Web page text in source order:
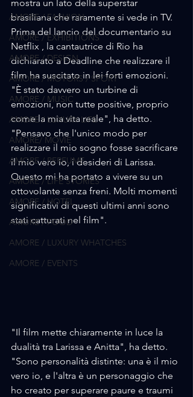
AMORE / FASHION
AMORE / EXHIBITIONS
AMORE / DESIGN
AMORE / MOTORS / SPORT
AMORE / MUSIC
AMORE / LUXURY LIFE
AMORE/ MOVIE
AMORE / PERFUME
AMORE / LIFE STORIES
AMORE / HOTEL
AMORE / FOOD
AMORE / LUXURY WHATCHES
AMORE / EVENTS
mostra un lato della superstar
brasiliana che raramente si vede in TV.
Prima del lancio del documentario su
Netflix , la cantautrice di Rio ha
dichiarato a Deadline che realizzare il
film ha suscitato in lei forti emozioni.
"È stato davvero un turbine di
emozioni, non tutte positive, proprio
come la mia vita reale", ha detto.
"Pensavo che l'unico modo per
realizzare il mio sogno fosse sacrificare
il mio vero io, i desideri di Larissa.
Questo mi ha portato a vivere su un
ottovolante senza freni. Molti momenti
significativi di questi ultimi anni sono
stati catturati nel film".
"Il film mette chiaramente in luce la
dualità tra Larissa e Anitta", ha detto.
"Sono personalità distinte: una è il mio
vero io, e l'altra è un personaggio che
ho creato per superare paure e traumi